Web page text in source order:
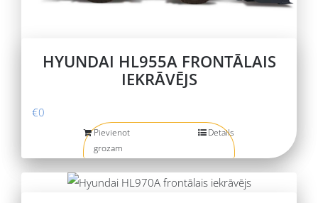
HYUNDAI HL955A FRONTĀLAIS
IEKRĀVĒJS
€0
Pievienot
grozam
Details